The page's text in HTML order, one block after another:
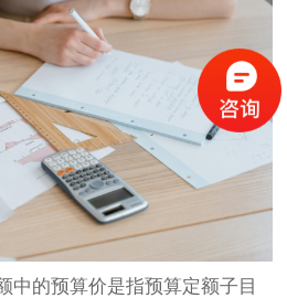
中的预算价是指预算定额子目